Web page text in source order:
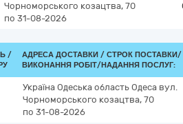
Чорноморського козацтва, 70
по 31-08-2026
/
АДРЕСА ДОСТАВКИ / СТРОК ПОСТАВКИ/
ВИКОНАННЯ РОБІТ/НАДАННЯ ПОСЛУГ:
Україна Одеська область Одеса вул.
Чорноморського козацтва, 70
по 31-08-2026